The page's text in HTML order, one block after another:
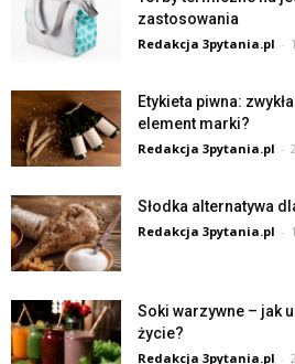
zastosowania
Redakcja 3pytania.pl -
Etykieta piwna:
element marki?
Redakcja 3pytania.pl -
Słodka alternatywa
Redakcja 3pytania.pl -
Soki warzywne – jak
życie?
Redakcja 3pytania.pl -